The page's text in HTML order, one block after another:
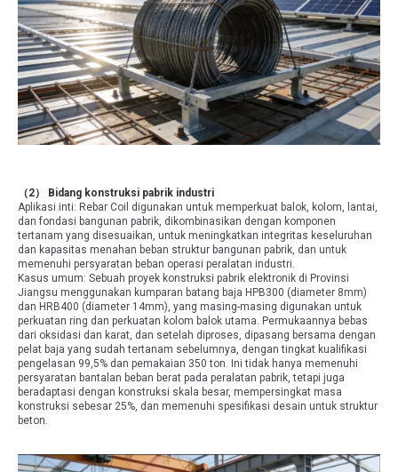
（2） Bidang konstruksi pabrik industri
Aplikasi inti: Rebar Coil digunakan untuk memperkuat balok, kolom, lantai,
dan fondasi bangunan pabrik, dikombinasikan dengan komponen
tertanam yang disesuaikan, untuk meningkatkan integritas keseluruhan
dan kapasitas menahan beban struktur bangunan pabrik, dan untuk
memenuhi persyaratan beban operasi peralatan industri.
Kasus umum: Sebuah proyek konstruksi pabrik elektronik di Provinsi
Jiangsu menggunakan kumparan batang baja HPB300 (diameter 8mm)
dan HRB400 (diameter 14mm), yang masing-masing digunakan untuk
perkuatan ring dan perkuatan kolom balok utama. Permukaannya bebas
dari oksidasi dan karat, dan setelah diproses, dipasang bersama dengan
pelat baja yang sudah tertanam sebelumnya, dengan tingkat kualifikasi
pengelasan 99,5% dan pemakaian 350 ton. Ini tidak hanya memenuhi
persyaratan bantalan beban berat pada peralatan pabrik, tetapi juga
beradaptasi dengan konstruksi skala besar, mempersingkat masa
konstruksi sebesar 25%, dan memenuhi spesifikasi desain untuk struktur
beton.